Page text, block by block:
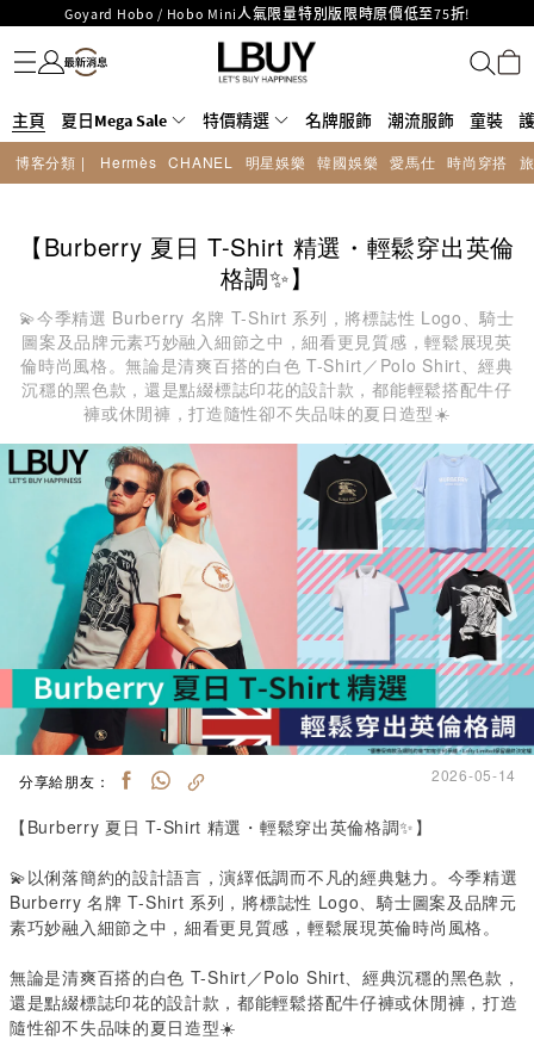
Goyard Hobo / Hobo Mini人氣限量特別版限時原價低至75折!
LBuy Nintendo Switch / Nintendo Switch 2 正規商品零售店登陸MOKO 4樓
MOKO 1樓175號鋪旗艦店特設名牌Hermès、CHANEL及LV專區！
重要通告：銀行轉帳及轉數快付款注意事項
購物滿HKD500即享免運費！
LBuy獲香港知識產權署頒發2026《正版正貨承諾》商標
名牌服飾
潮流服飾
童裝
護膚美妝
香水香薰
個人護理
母嬰護理
遊戲及精品玩具
文儀用品
家居生活
電子產品
美食
醫藥保健
運動與戶外用品
主頁 夏日Mega Sale 特價精選 名牌服飾 潮流服飾 童裝
博客分類 | Hermès CHANEL 明星娛樂 韓國娛樂 愛馬仕 時尚穿搭
【Burberry 夏日 T-Shirt 精選・輕鬆穿出英倫
格調✨】
💫今季精選 Burberry 名牌 T-Shirt 系列，將標誌性 Logo、騎士
圖案及品牌元素巧妙融入細節之中，細看更見質感，輕鬆展現英
倫時尚風格。無論是清爽百搭的白色 T-Shirt／Polo Shirt、經典
沉穩的黑色款，還是點綴標誌印花的設計款，都能輕鬆搭配牛仔
褲或休閒褲，打造隨性卻不失品味的夏日造型☀️
分享給朋友： 2026-05-14
【Burberry 夏日T-Shirt 精選・輕鬆穿出英倫格調✨】
💫以俐落簡約的設計語言，演繹低調而不凡的經典魅力。今季精選
Burberry 名牌 T-Shirt 系列，將標誌性 Logo、騎士圖案及品牌元
素巧妙融入細節之中，細看更見質感，輕鬆展現英倫時尚風格。
無論是清爽百搭的白色 T-Shirt／Polo Shirt、經典沉穩的黑色款，
還是點綴標誌印花的設計款，都能輕鬆搭配牛仔褲或休閒褲，打造
隨性卻不失品味的夏日造型☀️